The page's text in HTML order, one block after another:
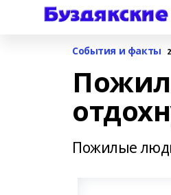
События и факты
Пожилые